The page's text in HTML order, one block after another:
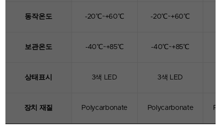
- 다중 프로토콜 지원 : FIDO2, U2F, HOTP, TOTP
동작온도 -20℃~+60℃ -20℃~+60℃
보관온도 -40℃~+85℃ -40℃~+85℃
상태표시 3색 LED 3색 LED
장치 재질 Polycarbonate Polycarbonate